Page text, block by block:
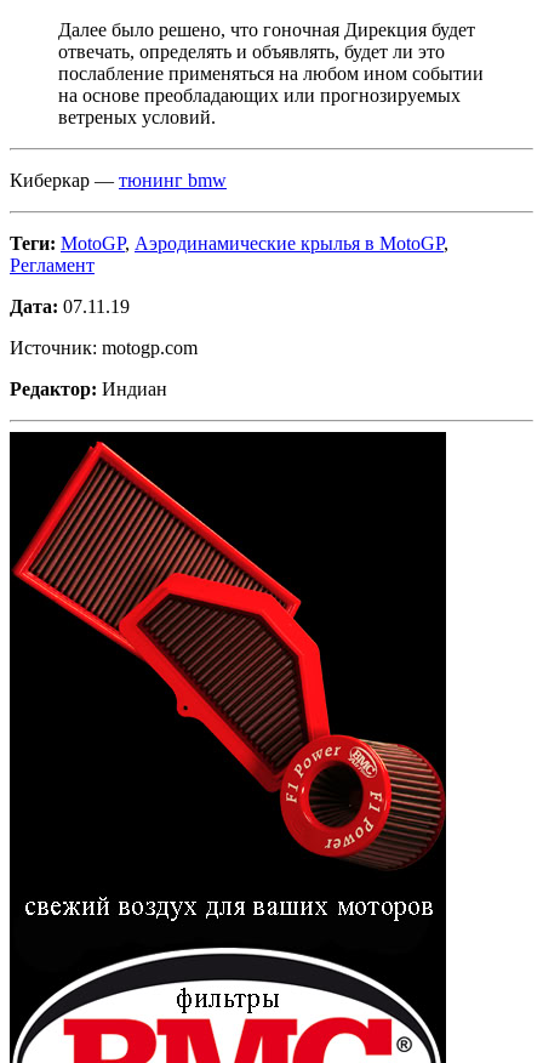
Далее было решено, что гоночная Дирекция будет
отвечать, определять и объявлять, будет ли это
послабление применяться на любом ином событии
на основе преобладающих или прогнозируемых
ветреных условий.
Киберкар — тюнинг bmw
Теги: MotoGP, Аэродинамические крылья в MotoGP,
Регламент
Дата: 07.11.19
Источник: motogp.com
Редактор: Индиан